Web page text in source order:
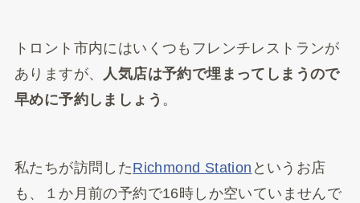
トロント市内にはいくつもフレンチレストランが
ありますが、
人気店は予約で埋まってしまうので
早めに予約しましょう 。
私たちが訪問したRichmond Station というお店
も、１か月前の予約で16時しか空いていませんで